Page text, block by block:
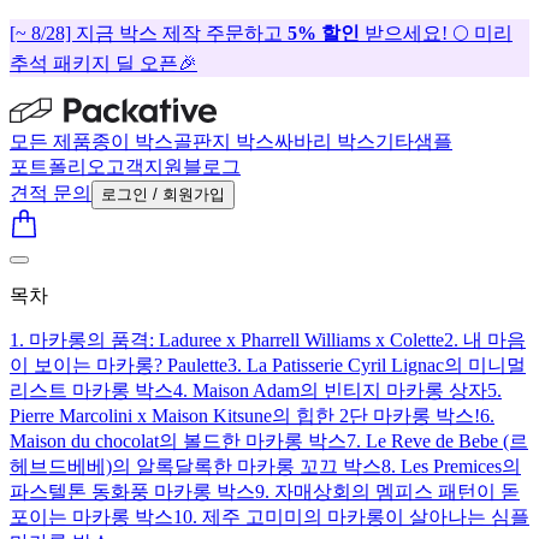
[~ 8/28] 지금 박스 제작 주문하고 5% 할인 받으세요! 🌕 미리
추석 패키지 딜 오픈🎉
모든 제품종이 박스골판지 박스싸바리 박스기타샘플
포트폴리오 고객지원 블로그
견적 문의
로그인 / 회원가입
목차
1. 마카롱의 품격: Laduree x Pharrell Williams x Colette2. 내 마음
이 보이는 마카롱? Paulette3. La Patisserie Cyril Lignac의 미니멀
리스트 마카롱 박스4. Maison Adam의 빈티지 마카롱 상자5.
Pierre Marcolini x Maison Kitsune의 힙한 2단 마카롱 박스!6.
Maison du chocolat의 볼드한 마카롱 박스7. Le Reve de Bebe (르
헤브드베베)의 알록달록한 마카롱 꼬끄 박스8. Les Premices의
파스텔톤 동화풍 마카롱 박스9. 자매상회의 멤피스 패턴이 돋
포이는 마카롱 박스10. 제주 고미미의 마카롱이 살아나는 심플